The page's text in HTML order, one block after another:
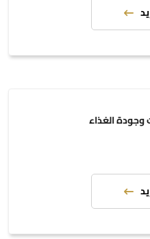
الغذاء